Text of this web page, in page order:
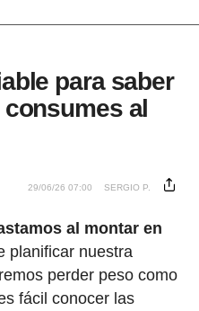
para saber
al
29/06/26 07:00 SERGIO P.
al montar en
planificar nuestra
perder peso como
fácil conocer las